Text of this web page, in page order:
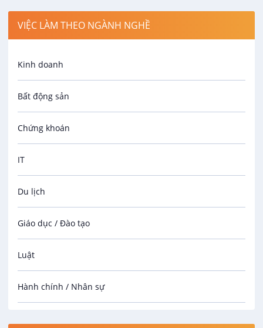
Kế Toán Viên Dịch Vụ Chuyên Nghiệp
10/08/2026
VIP
Kế Toán Kho
CÔNG TY TNHH MTV THE FRUIT REPUBLIC CẦN
THƠ
01/09/2026
VIP
Phó Phòng Kế Toán
CÔNG TY TNHH MTV THE FRUIT REPUBLIC CẦN
THƠ
VIỆC LÀM THEO NGÀNH NGHỀ
Kinh doanh
Bất động sản
Chứng khoán
IT
Du lịch
Giáo dục / Đào tạo
Luật
Hành chính / Nhân sự